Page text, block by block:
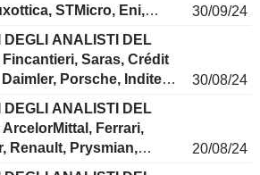
STMicro, Eni,
Davide Campari,
Nestlé...
30/09/24
DEGLI ANALISTI DEL
Fincantieri, Saras, Crédit
Porsche, Inditex,
30/08/24
DEGLI ANALISTI DEL
ArcelorMittal, Ferrari,
Renault, Prysmian,
20/08/24